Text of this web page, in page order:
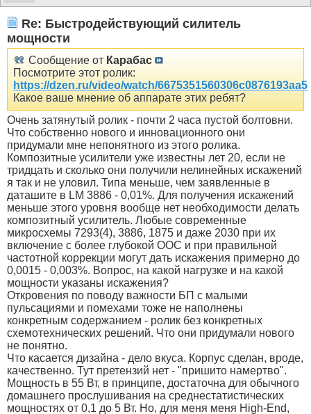
Re: Быстродействующий силитель
мощности
Сообщение от Карабас
Посмотрите этот ролик:
https://dzen.ru/video/watch/6675351560306c0876193aa5
Какое ваше мнение об аппарате этих ребят?
Очень затянутый ролик - почти 2 часа пустой болтовни.
Что собственно нового и инновационного они
придумали мне непонятного из этого ролика.
Композитные усилители уже известны лет 20, если не
тридцать и сколько они получили нелинейных искажений
я так и не уловил. Типа меньше, чем заявленные в
даташите в LM 3886 - 0,01%. Для получения искажений
меньше этого уровня вообще нет необходимости делать
композитный усилитель. Любые современные
микросхемы 7293(4), 3886, 1875 и даже 2030 при их
включение с более глубокой ООС и при правильной
частотной коррекции могут дать искажения примерно до
0,0015 - 0,003%. Вопрос, на какой нагрузке и на какой
мощности указаны искажения?
Откровения по поводу важности БП с малыми
пульсациями и помехами тоже не наполнены
конкретным содержанием - ролик без конкретных
схемотехнических решений. Что они придумали нового
не понятно.
Что касается дизайна - дело вкуса. Корпус сделан, вроде,
качественно. Тут претензий нет - "пришито намертво".
Мощность в 55 Вт, в принципе, достаточна для обычного
домашнего прослушивания на среднестатистических
мощностях от 0,1 до 5 Вт. Но, для меня меня High-End,